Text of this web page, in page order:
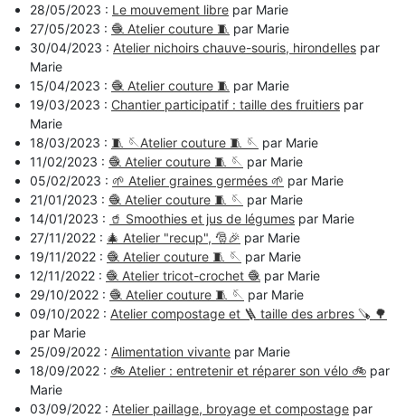
28/05/2023 : Le mouvement libre par Marie
27/05/2023 : 🧶 Atelier couture 🧵 par Marie
30/04/2023 : Atelier nichoirs chauve-souris, hirondelles par
Marie
15/04/2023 : 🧶 Atelier couture 🧵 par Marie
19/03/2023 : Chantier participatif : taille des fruitiers par
Marie
18/03/2023 : 🧵 🪡Atelier couture 🧵 🪡 par Marie
11/02/2023 : 🧶 Atelier couture 🧵 🪡 par Marie
05/02/2023 : 🌱 Atelier graines germées 🌱 par Marie
21/01/2023 : 🧶 Atelier couture 🧵 🪡 par Marie
14/01/2023 : 🥤 Smoothies et jus de légumes par Marie
27/11/2022 : 🎄 Atelier "recup", 🎅🎉 par Marie
19/11/2022 : 🧶 Atelier couture 🧵 🪡 par Marie
12/11/2022 : 🧶 Atelier tricot-crochet 🧶 par Marie
29/10/2022 : 🧶 Atelier couture 🧵 🪡 par Marie
09/10/2022 : Atelier compostage et 🪜 taille des arbres 🪚 🌳
par Marie
25/09/2022 : Alimentation vivante par Marie
18/09/2022 : 🚲 Atelier : entretenir et réparer son vélo 🚲 par
Marie
03/09/2022 : Atelier paillage, broyage et compostage par